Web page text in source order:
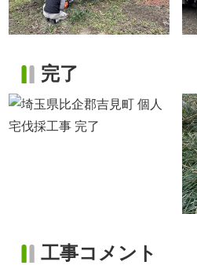
完了
工事コメント